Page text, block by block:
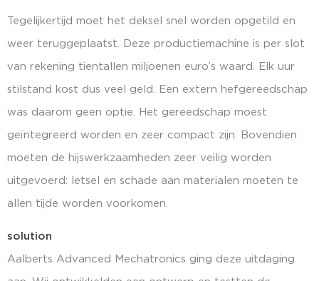
Tegelijkertijd moet het deksel snel worden opgetild en
weer teruggeplaatst. Deze productiemachine is per slot
van rekening tientallen miljoenen euro’s waard. Elk uur
stilstand kost dus veel geld. Een extern hefgereedschap
was daarom geen optie. Het gereedschap moest
geïntegreerd worden en zeer compact zijn. Bovendien
moeten de hijswerkzaamheden zeer veilig worden
uitgevoerd: letsel en schade aan materialen moeten te
allen tijde worden voorkomen.
solution
Aalberts Advanced Mechatronics ging deze uitdaging